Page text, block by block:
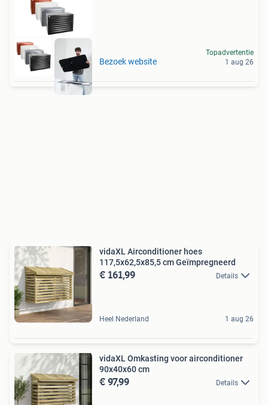
Bezoek website
Topadvertentie
1 aug 26
vidaXL Airconditioner hoes
117,5x62,5x85,5 cm Geïmpregneerd
€ 161,99 Details
Heel Nederland 1 aug 26
vidaXL Omkasting voor airconditioner
90x40x60 cm
€ 97,99 Details